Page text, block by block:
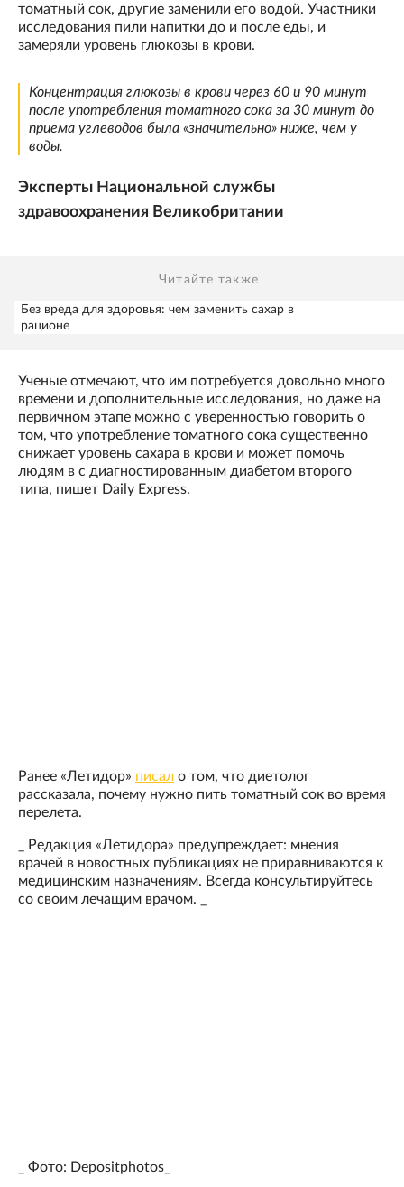
томатный сок, другие заменили его водой. Участники
исследования пили напитки до и после еды, и
замеряли уровень глюкозы в крови.
Концентрация глюкозы в крови через 60 и 90 минут
после употребления томатного сока за 30 минут до
приема углеводов была «значительно» ниже, чем у
воды.
Эксперты Национальной службы
здравоохранения Великобритании
Читайте также
Без вреда для здоровья: чем заменить сахар в
рационе
Ученые отмечают, что им потребуется довольно много
времени и дополнительные исследования, но даже на
первичном этапе можно с уверенностью говорить о
том, что употребление томатного сока существенно
снижает уровень сахара в крови и может помочь
людям в с диагностированным диабетом второго
типа, пишет Daily Express.
Ранее «Летидор» писал о том, что диетолог
рассказала, почему нужно пить томатный сок во время
перелета.
_ Редакция «Летидора» предупреждает: мнения
врачей в новостных публикациях не приравниваются к
медицинским назначениям. Всегда консультируйтесь
со своим лечащим врачом. _
_ Фото: Depositphotos_